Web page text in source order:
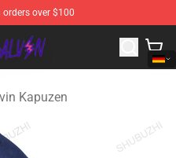
over $100
Merchandise Shop
Kapuzen